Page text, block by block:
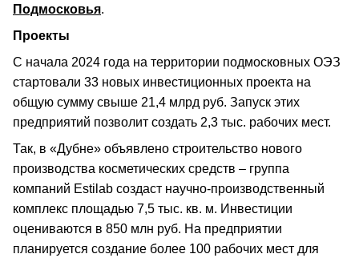
Подмосковья.
Проекты
С начала 2024 года на территории подмосковных ОЭЗ
стартовали 33 новых инвестиционных проекта на
общую сумму свыше 21,4 млрд руб. Запуск этих
предприятий позволит создать 2,3 тыс. рабочих мест.
Так, в «Дубне» объявлено строительство нового
производства косметических средств – группа
компаний Estilab создаст научно-производственный
комплекс площадью 7,5 тыс. кв. м. Инвестиции
оцениваются в 850 млн руб. На предприятии
планируется создание более 100 рабочих мест для